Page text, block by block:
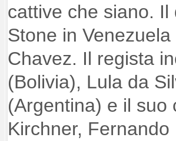
cattive che siano.
Stone in
Chavez. Il regista
(Bolivia), Lula da
(Argentina) e il suo
Kirchner,